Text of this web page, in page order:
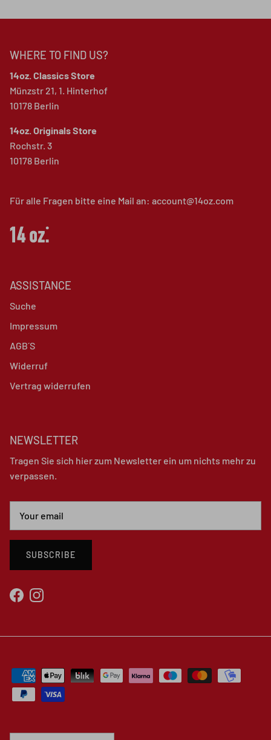
WHERE TO FIND US?
14oz. Classics Store
Münzstr 21, 1. Hinterhof
10178 Berlin
14oz. Originals Store
Rochstr. 3
10178 Berlin
Für alle Fragen bitte eine Mail an: account@14oz.com
ASSISTANCE
Suche
Impressum
AGB´S
Widerruf
Vertrag widerrufen
NEWSLETTER
Tragen Sie sich hier zum Newsletter ein um nichts mehr zu
verpassen.
SUBSCRIBE
FacebookInstagram